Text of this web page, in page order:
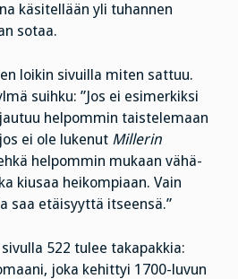
käsitellään yli tuhannen
sotaa.
loikin sivuilla miten sattuu.
suihku: ”Jos ei esimerkiksi
helpommin taistelemaan
ei ole lukenut Millerin
helpommin mukaan vähä-
kiusaa heikompiaan. Vain
saa etäisyyttä itseensä.”
522 tulee takapakkia:
joka kehittyi 1700-luvun